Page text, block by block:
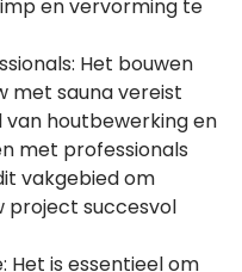
en vervorming te
Het bouwen
met sauna vereist
houtbewerking en
met professionals
vakgebied om
project succesvol
Het is essentieel om